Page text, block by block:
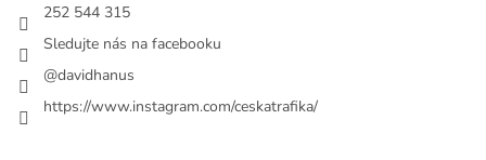
252 544 315
Sledujte nás na facebooku
@davidhanus
https://www.instagram.com/ceskatrafika/